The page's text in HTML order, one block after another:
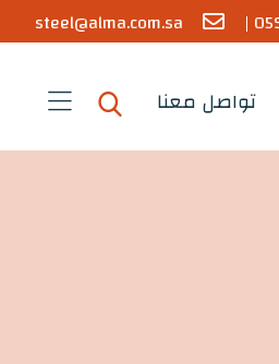
steel@alma.com.sa
تواصل معنا